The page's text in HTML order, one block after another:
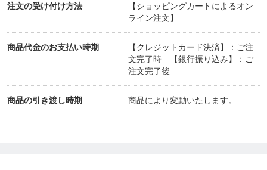
注文の受け付け方法
【ショッピングカートによるオン
ライン注文】
商品代金のお支払い時期
【クレジットカード決済】：ご注
文完了時 【銀行振り込み】：ご
注文完了後
商品の引き渡し時期 商品により変動いたします。